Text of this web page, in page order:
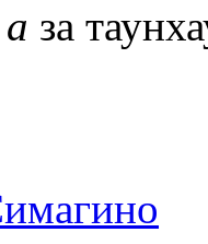
a за